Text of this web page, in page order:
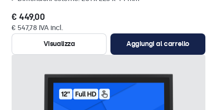
€ 449,00
€ 547,78 IVA incl.
Visualizza
Aggiungi al carrello